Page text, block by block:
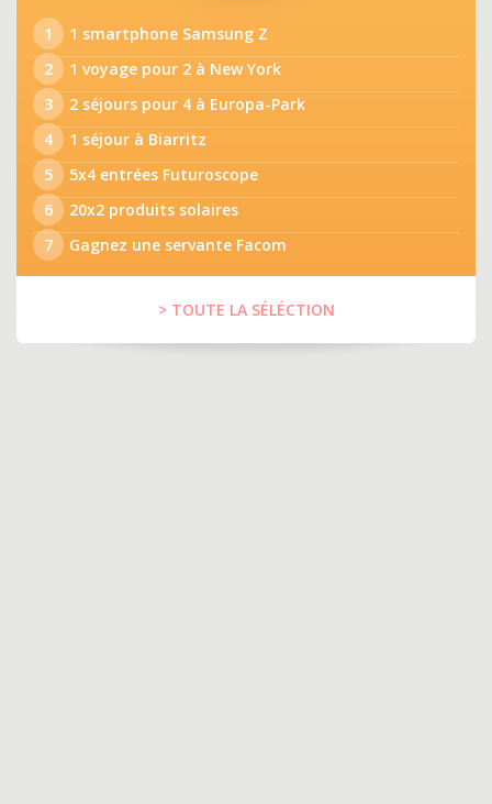
1
1 smartphone Samsung Z
2
1 voyage pour 2 à New York
3
2 séjours pour 4 à Europa-Park
4
1 séjour à Biarritz
5
5x4 entrées Futuroscope
6
20x2 produits solaires
7
Gagnez une servante Facom
> TOUTE LA SÉLÉCTION